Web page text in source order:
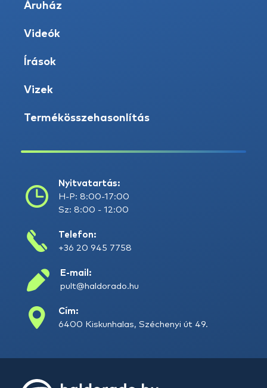
Áruház
Videók
Írások
Vizek
Termékösszehasonlítás
Nyitvatartás:
H-P: 8:00-17:00
Sz: 8:00 - 12:00
Telefon:
+36 20 945 7758
E-mail:
pult@haldorado.hu
Cím:
6400 Kiskunhalas, Széchenyi út 49.